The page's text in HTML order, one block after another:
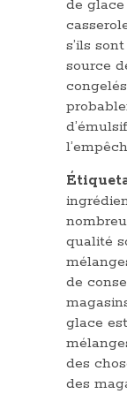
de
s’ils
source
qualité
de
glace
des
des